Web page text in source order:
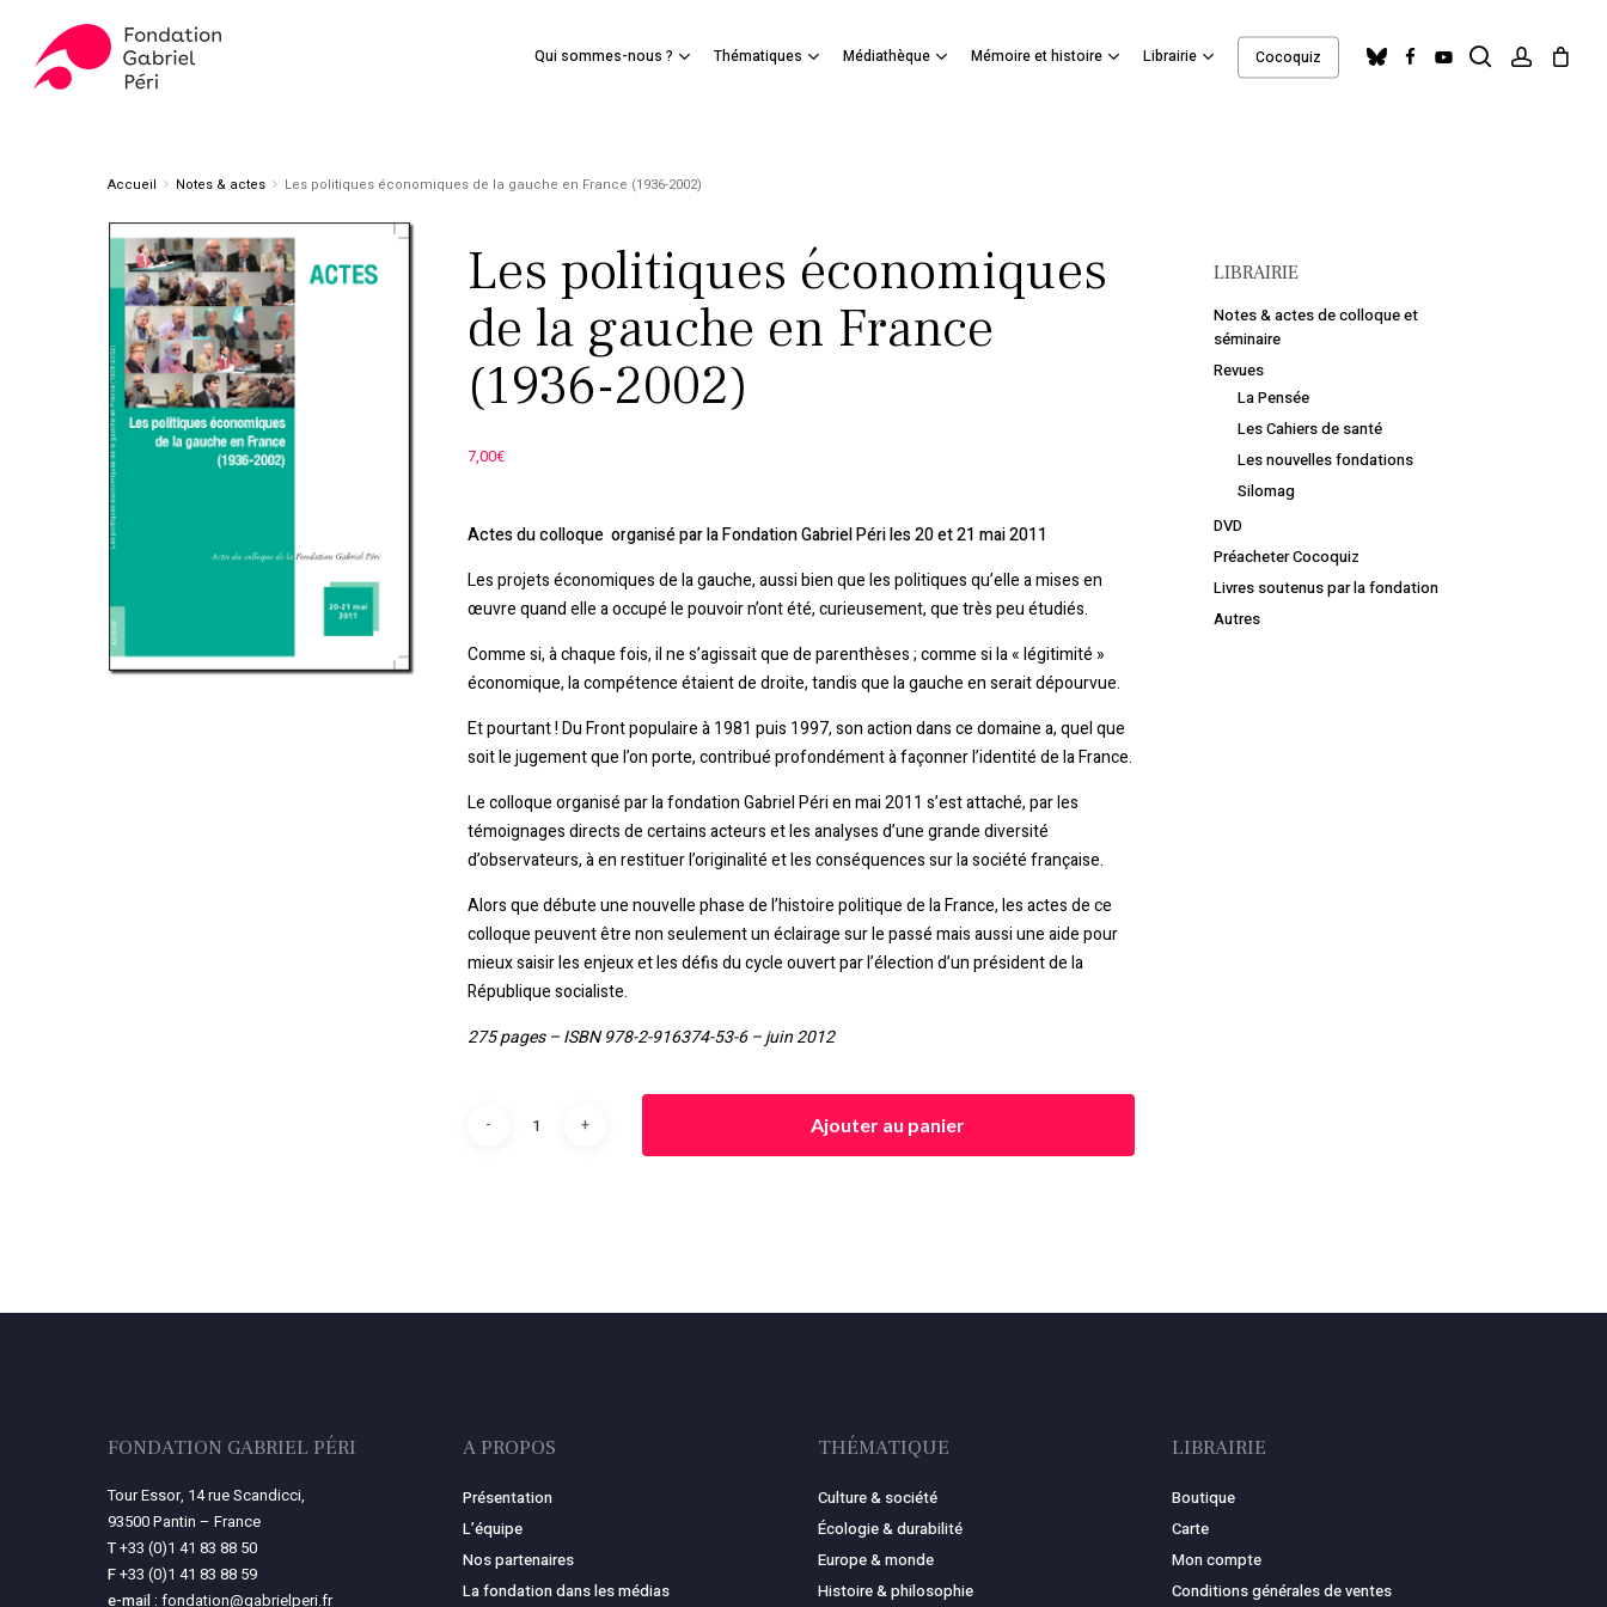
main
Qui sommes-nous ? Thématiques Médiathèque Mémoire et histoire Librairie Cocoquiz blueskyfacebookyoutube searchaccount
Panier Close
Cart
Accueil Notes & actes Les politiques économiques de la gauche en France (1936-2002)
Les politiques économiques
de la gauche en France
(1936-2002)
7,00€
Actes du colloque organisé par la Fondation Gabriel Péri les 20 et 21 mai 2011
Les projets économiques de la gauche, aussi bien que les politiques qu’elle a mises en
œuvre quand elle a occupé le pouvoir n’ont été, curieusement, que très peu étudiés.
Comme si, à chaque fois, il ne s’agissait que de parenthèses ; comme si la « légitimité »
économique, la compétence étaient de droite, tandis que la gauche en serait dépourvue.
Et pourtant ! Du Front populaire à 1981 puis 1997, son action dans ce domaine a, quel que
soit le jugement que l’on porte, contribué profondément à façonner l’identité de la France.
Le colloque organisé par la fondation Gabriel Péri en mai 2011 s’est attaché, par les
témoignages directs de certains acteurs et les analyses d’une grande diversité
d’observateurs, à en restituer l’originalité et les conséquences sur la société française.
Alors que débute une nouvelle phase de l’histoire politique de la France, les actes de ce
colloque peuvent être non seulement un éclairage sur le passé mais aussi une aide pour
mieux saisir les enjeux et les défis du cycle ouvert par l’élection d’un président de la
République socialiste.
275 pages – ISBN 978-2-916374-53-6 – juin 2012
Ajouter au panier
LIBRAIRIE
Notes & actes de colloque et
séminaire
Revues
La Pensée
Les Cahiers de santé
Les nouvelles fondations
Silomag
DVD
Préacheter Cocoquiz
Livres soutenus par la fondation
Autres
FONDATION GABRIEL PÉRI
Tour Essor, 14 rue Scandicci,
93500 Pantin – France
T+33 (0)1 41 83 88 50
F+33 (0)1 41 83 88 59
e-mail : fondation@gabrielperi.fr
A PROPOS
Présentation
L’équipe
Nos partenaires
La fondation dans les médias
THÉMATIQUE
Culture & société
Écologie & durabilité
Europe & monde
Histoire & philosophie
LIBRAIRIE
Boutique
Carte
Mon compte
Conditions générales de ventes